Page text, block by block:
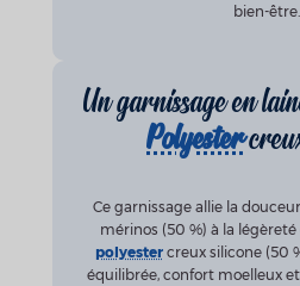
bien-être.
Un garnissage en
Polyester
Ce garnissage allie la
mérinos (50 %) à la
polyestercreux silicone (50
équilibrée, confort moelleux